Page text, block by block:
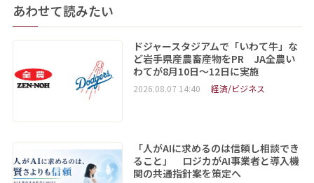
あわせて読みたい
ドジャースタジアムで「いわて牛」な
ど岩手県産農畜産物をPR JA全農い
わてが8月10日～12日に実施
2026.08.07 14:40 経済/ビジネス
「人がAIに求めるのは信頼し相談でき
ること」 ロジカがAI事業者と導入機
関の共通指針案を策定へ